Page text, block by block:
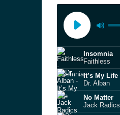
Insomnia
Faithless
It’s My Life
Dr. Alban
No Matter
Jack Radics